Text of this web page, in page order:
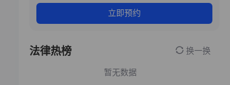
立即预约
法律热榜 换一换
暂无数据